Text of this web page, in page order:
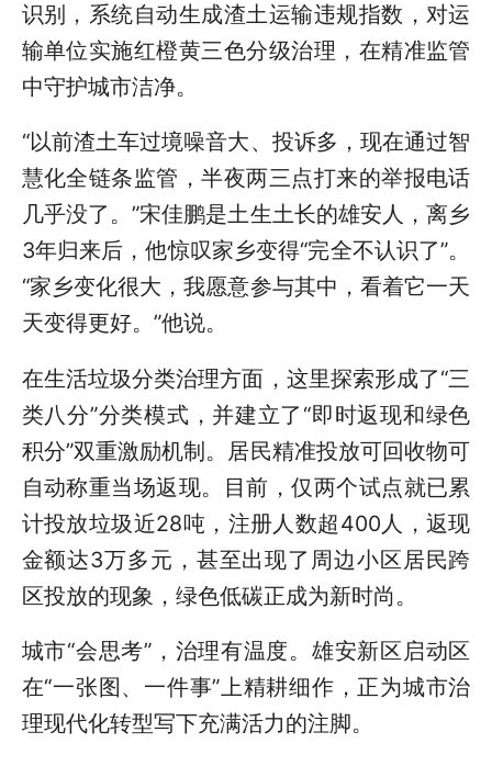
识别，系统自动生成渣土运输违规指数，对运
输单位实施红橙黄三色分级治理，在精准监管
中守护城市洁净。
“以前渣土车过境噪音大、投诉多，现在通过智
慧化全链条监管，半夜两三点打来的举报电话
几乎没了。”宋佳鹏是土生土长的雄安人，离乡
3年归来后，他惊叹家乡变得“完全不认识了”。
“家乡变化很大，我愿意参与其中，看着它一天
天变得更好。”他说。
在生活垃圾分类治理方面，这里探索形成了“三
类八分”分类模式，并建立了“即时返现和绿色
积分”双重激励机制。居民精准投放可回收物可
自动称重当场返现。目前，仅两个试点就已累
计投放垃圾近28吨，注册人数超400人，返现
金额达3万多元，甚至出现了周边小区居民跨
区投放的现象，绿色低碳正成为新时尚。
城市“会思考”，治理有温度。雄安新区启动区
在“一张图、一件事”上精耕细作，正为城市治
理现代化转型写下充满活力的注脚。